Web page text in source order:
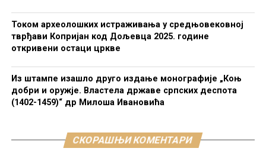
Током археолошких истраживања у средњовековној
тврђави Копријан код Дољевца 2025. године
откривени остаци цркве
Из штампе изашло друго издање монографије „Коњ
добри и оружје. Властела државе српских деспота
(1402-1459)“ др Милоша Ивановића
СКОРАШЊИ КОМЕНТАРИ